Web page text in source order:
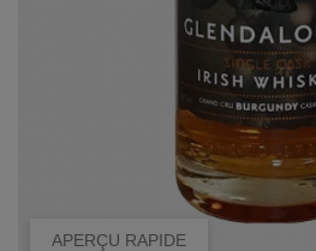
APERÇU RAPIDE